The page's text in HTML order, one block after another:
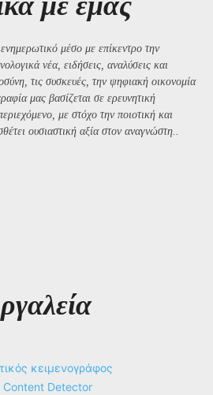
μέσο με επίκεντρο την
νέα, ειδήσεις, αναλύσεις και
τις συσκευές, την ψηφιακή οικονομία
μας βασίζεται σε ερευνητική
με στόχο την ποιοτική και
ουσιαστική αξία στον αναγνώστη..
κειμενογράφος
Content Detector